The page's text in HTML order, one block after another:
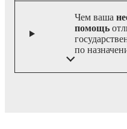
Чем ваша
помощь
по